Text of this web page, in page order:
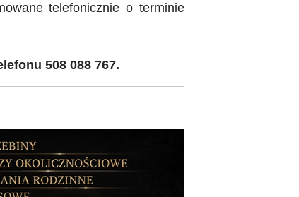
telefonicznie o terminie
508 088 767.